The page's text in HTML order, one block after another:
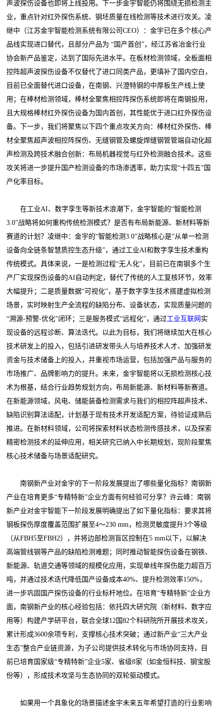
声波探伤设备也即将上线投用。下一步金宇智能仍将围绕无损检测主
业，重点针对红外探伤系统、钢坯质量在线检测等技术进行攻关。凌
继中（江苏金宇智能检测系统有限公司CEO）：金宇已在多个核心产
品线实现进口替代，且部分产品为 “国产首创”，经江苏省冶金行业
协会新产品鉴定，达到了国际先进水平。在板材检测领域，全板面相
控阵超声波探伤设备不仅替代了进口同类产品，更填补了国内空白，
目前已全面替代进口设备，在南钢、兴澄特钢的中厚板生产线上使
用；在棒材检测领域，棒材全聚焦相控阵探伤系统即将在南钢投用，
且大规格棒材红外探伤设备为国内首创，其性能优于进口红外探伤设
备。下一步，我们将聚焦以下四个重点攻关方向：棒材红外探伤、棒
材全聚焦超声波相控阵探伤、无缝钢管及螺旋焊缝钢管管端自动化超
声检测及跨技术融合创新：布局机器视觉与红外检测融合技术。这些
攻关将进一步提升国产检测设备的市场渗透率，助力实现“十四五”国
产化率目标。
在工业AI、数字孪生等新技术浪潮下，金宇智能的“智能检测
3.0”战略将如何重构传统检测模式？是否有布局新能源、新材料等新
赛道的计划？凌继中：金宇的“智能检测3.0”战略核心是“从单一检测
设备向全链条智慧质控生态升级”，通过工业AI和数字孪生技术重构
传统模式。具体来说，一是检测过程“无人化”，目前已在南钢多个生
产厂实现探伤设备的AI自动判定，替代了传统的人工复核环节，效率
大幅提升；二是质量数据“可视化”，基于数字孪生技术搭建虚拟检测
场景，实时映射生产全流程的缺陷分布、设备状态，实现质量问题的
“溯源-预警-优化”闭环；三是服务模式“远程化”，通过工业互联网 实
现设备的远程诊断、算法迭代。以此为目标，我们将继续加大在核心
技术研发上的投入，包括引进研发带头人与培养技术人才、加强研发
资金与技术储备上的投入，并重视市场运营，包括加强产品与服务的
市场推广、品牌影响力的提升。未来，金宇智能将以无损检测核心技
术为根基，结合行业趋势规划方向，布局新能源、新材料等新赛道。
在新能源领域，风电、储能装备检测需求与我们的相控阵超声技术、
缺陷识别算法适配，计划基于现有技术开发适配方案，待验证成熟后
推进。在新材料领域，公司将探索材料状态检测传感技术，以及探索
精密检测技术的延伸应用，相关研究已纳入中长期规划，现阶段聚焦
核心技术储备与场景适配研究。
南钢新产业对金宇的下一阶段发展提出了哪些量化指标？南钢新
产业在培育更多“专精特新”企业方面有何经验可分享？许云峰：南钢
新产业对金宇智能下一阶段发展明确提出了如下量化指标：要求其将
钢板探伤厚度覆盖范围扩展至4～230 mm，检测灵敏度提升3个等级
（从FBH5至FBH2），并将边部检测盲区控制在5 mm以下，以解决
高端管线钢等产品的缺陷检测难题；同时推动智能探伤设备在钢铁、
新能源、轨道交通等领域的规模化应用，实现单线年探伤能力超百万
吨，并通过技术迭代降低国产设备成本40%、提升检测效率150%，
进一步巩固国产探伤设备的行业标杆地位。在培育“专精特新”企业方
面，南钢新产业的核心经验包括：依托四大研究院（新材料、数字应
用等）构建产学研平台，联合全球12国82个科研院所开展技术攻关，
累计形成3600余项专利，支撑核心技术突破；通过新产业“三大产业
生态”整合产业链资源，为子公司提供技术转化与市场协同支持，目
前已培育国家级“专精特新”企业5家、省级8家（如金恒科技、钢宝股
份等），形成技术攻坚与生态协同的双轮驱动模式。
如果用一个具象化的场景描述金宇未来五年希望打造的行业影响